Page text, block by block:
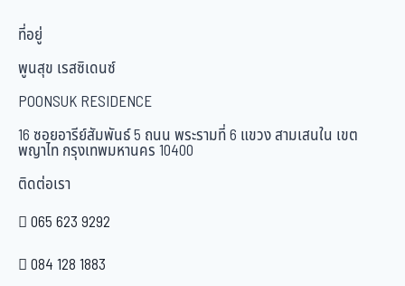
ที่อยู่
พูนสุข เรสซิเดนซ์
POONSUK RESIDENCE
16 ซอยอารีย์สัมพันธ์ 5 ถนน พระรามที่ 6 แขวง สามเสนใน เขต
พญาไท กรุงเทพมหานคร 10400
ติดต่อเรา
065 623 9292
084 128 1883